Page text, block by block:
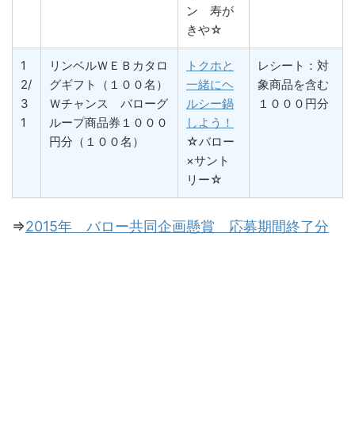
ン 寿が
きや☆
1
2/
3
1
リンベルＷＥＢカタロ
グギフト（１００名）
Ｗチャンス バローグ
ループ商品券１０００
円分（１００名）
トクホと
一緒にヘ
ルシー鍋
しよう！
☆バロー
×サント
リー☆
レシート：対
象商品を含む
１０００円分
⇒2015年 バロー共同企画懸賞 応募期間終了分